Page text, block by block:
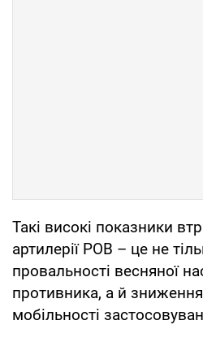
Такі високі показники
артилерії РОВ – це не
провальності весняної
противника, а й зниження
мобільності